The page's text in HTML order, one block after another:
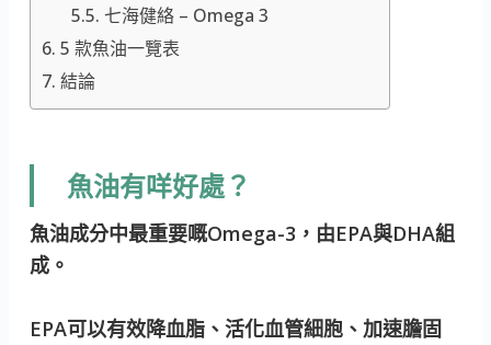
七海健絡 – Omega 3
5 款魚油一覽表
結論
魚油有咩好處？
魚油成分中最重要嘅Omega-3，由EPA與DHA組
成。
EPA可以有效降血脂、活化血管細胞、加速膽固